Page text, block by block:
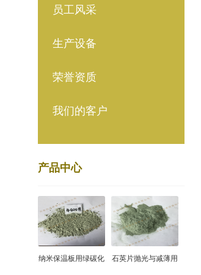
员工风采
生产设备
荣誉资质
我们的客户
产品中心
纳米保温板用绿碳化 石英片抛光与减薄用